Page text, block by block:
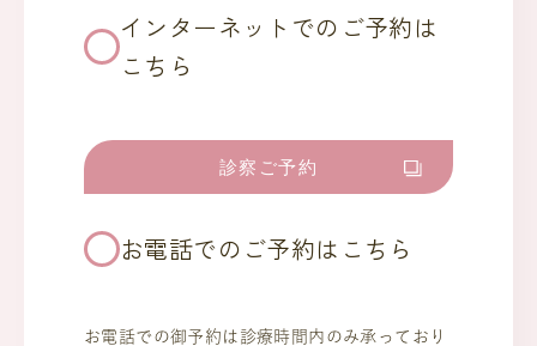
インターネットでのご予約は
こちら
診察ご予約
お電話でのご予約はこちら
お電話での御予約は診療時間内のみ承っており